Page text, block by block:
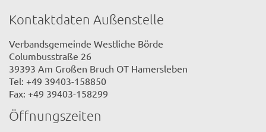
Kontaktdaten Außenstelle
Verbandsgemeinde Westliche Börde
Columbusstraße 26
39393 Am Großen Bruch OT Hamersleben
Tel: +49 39403-158850
Fax: +49 39403-158299
Öffnungszeiten